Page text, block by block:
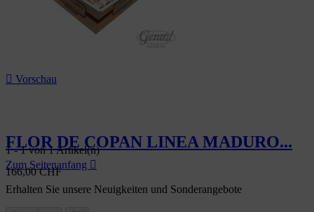
 Vorschau
FLOR DE COPAN LINEA MADURO...
166,00 CHF
1 - 1 von 1 Artikel(n)
Zum Seitenanfang 
Erhalten Sie unsere Neuigkeiten und Sonderangebote